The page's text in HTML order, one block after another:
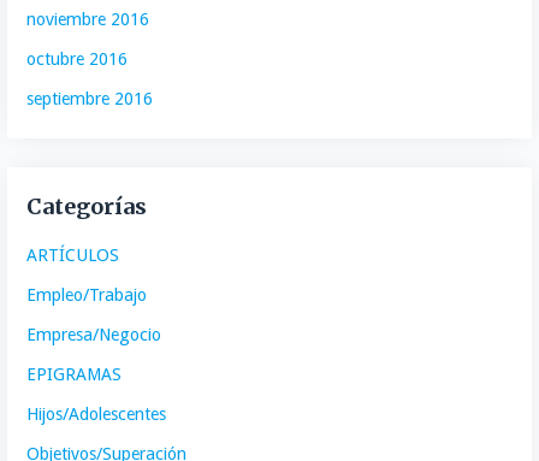
noviembre 2016
octubre 2016
septiembre 2016
Categorías
ARTÍCULOS
Empleo/Trabajo
Empresa/Negocio
EPIGRAMAS
Hijos/Adolescentes
Objetivos/Superación